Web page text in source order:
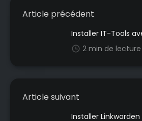
Article précédent
Installer IT-Tools
2 min de lecture
Article suivant
Installer